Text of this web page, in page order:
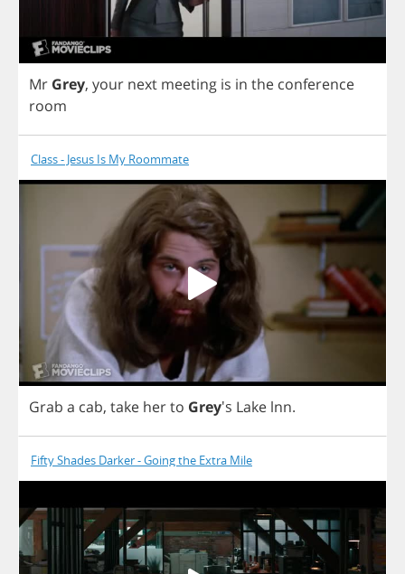
Mr Grey, your next meeting is in the conference
room
Class - Jesus Is My Roommate
Grab a cab, take herto Grey's Lake lnn.
Fifty Shades Darker - Going the Extra Mile